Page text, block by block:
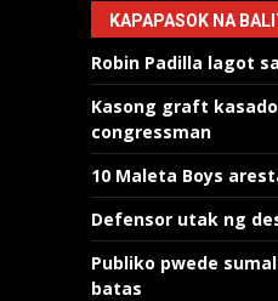
KAPAPASOK NA
Robin Padilla lagot
Kasong graft
congressman
10 Maleta Boys
Defensor utak ng
Publiko pwede
batas